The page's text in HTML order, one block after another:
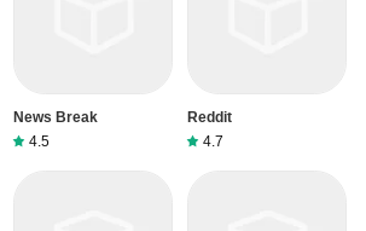
News Break
4.5
Reddit
4.7